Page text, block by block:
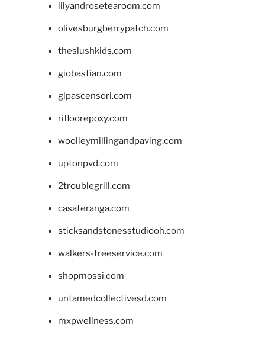
lilyandrosetearoom.com
olivesburgberrypatch.com
theslushkids.com
giobastian.com
glpascensori.com
rifloorepoxy.com
woolleymillingandpaving.com
uptonpvd.com
2troublegrill.com
casateranga.com
sticksandstonesstudiooh.com
walkers-treeservice.com
shopmossi.com
untamedcollectivesd.com
mxpwellness.com